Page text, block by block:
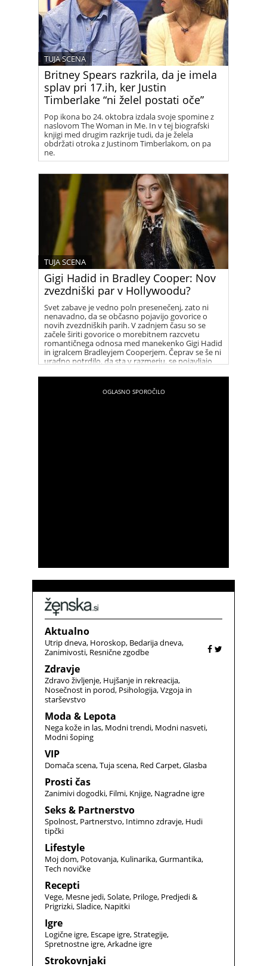
Britney Spears razkrila, da je imela
splav pri 17.ih, ker Justin
Timberlake “ni želel postati oče”
TUJA SCENA
Pop ikona bo 24. oktobra izdala svoje spomine z
naslovom The Woman in Me. In v tej biografski
knjigi med drugim razkrije tudi, da je želela
obdržati otroka z Justinom Timberlakom, on pa
ne.
Gigi Hadid in Bradley Cooper: Nov
zvezdniški par v Hollywoodu?
TUJA SCENA
Svet zabave je vedno poln presenečenj, zato ni
nenavadno, da se občasno pojavijo govorice o
novih zvezdniških parih. V zadnjem času so se
začele širiti govorice o morebitnem razcvetu
romantičnega odnosa med manekenko Gigi Hadid
in igralcem Bradleyjem Cooperjem. Čeprav se še ni
uradno potrdilo, da sta v razmerju, se pojavljajo
oboževalci.
Aktualno
Utrip dneva Horoskop Bedarija dneva
Zanimivosti Resnične zgodbe
Zdravje
Zdravo življenje Hujšanje in rekreacija
Nosečnost in porod Psihologija Vzgoja in
starševstvo
Moda & Lepota
Nega kože in las Modni trendi Modni nasveti
Modni šoping
VIP
Domača scena Tuja scena Red Carpet Glasba
Prosti čas
Zanimivi dogodki Filmi Knjige Nagradne igre
Seks & Partnerstvo
Spolnost Partnerstvo Intimno zdravje Hudi
tipčki
Lifestyle
Moj dom Potovanja Kulinarika Gurmantika
Tech novičke
Recepti
Vege Mesne jedi Solate Priloge Predjedi &
Prigrizki Sladice Napitki
Igre
Logične igre Escape igre Strategije
Spretnostne igre Arkadne igre
Strokovnjaki